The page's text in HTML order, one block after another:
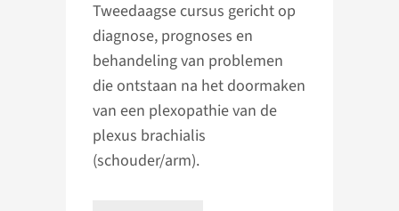
Tweedaagse cursus gericht op
diagnose, prognoses en
behandeling van problemen
die ontstaan na het doormaken
van een plexopathie van de
plexus brachialis
(schouder/arm).